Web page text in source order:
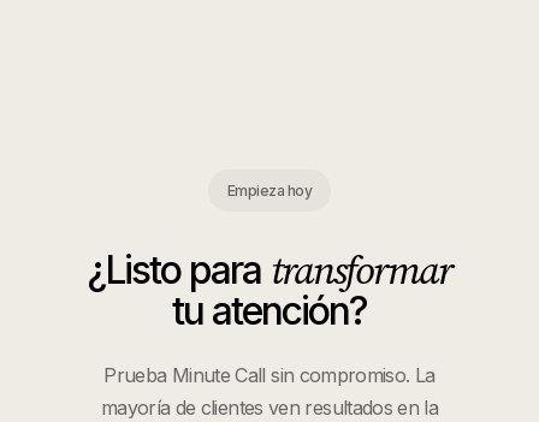
Empieza hoy
¿Listo para transformar
tu atención?
Prueba Minute Call sin compromiso. La
mayoría de clientes ven resultados en la